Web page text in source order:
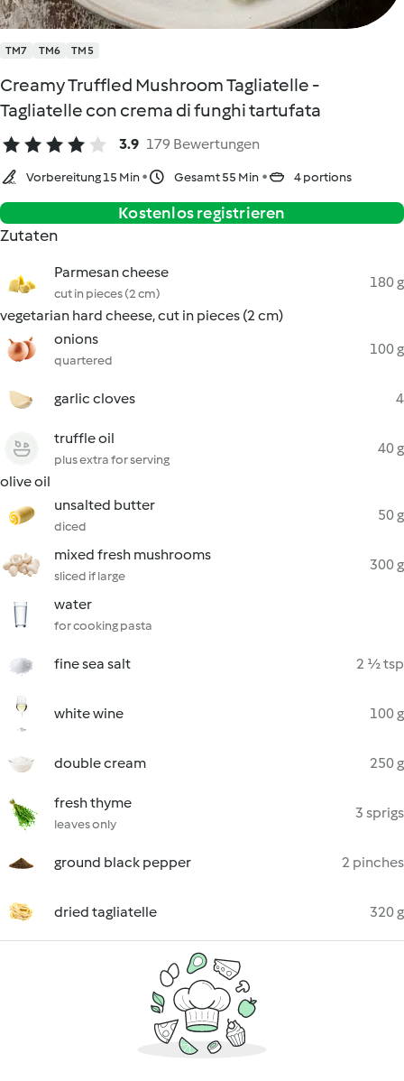
TM7 TM6 TM5
Creamy Truffled Mushroom Tagliatelle -
Tagliatelle con crema di funghi tartufata
3.9 179 Bewertungen
Vorbereitung 15 Min Gesamt 55 Min 4 portions
Kostenlos registrieren
Zutaten
Parmesan cheese
cut in pieces (2 cm)
180 g
vegetarian hard cheese, cut in pieces (2 cm)
onions
quartered
100 g
garlic cloves 4
truffle oil
plus extra for serving
40 g
olive oil
unsalted butter
diced
50 g
mixed fresh mushrooms
sliced if large
300 g
water
for cooking pasta
fine sea salt 2 ½ tsp
white wine 100 g
double cream 250 g
fresh thyme
leaves only
3 sprigs
ground black pepper 2 pinches
dried tagliatelle 320 g